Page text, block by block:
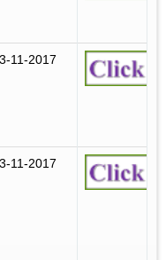
11-2017
11-2017